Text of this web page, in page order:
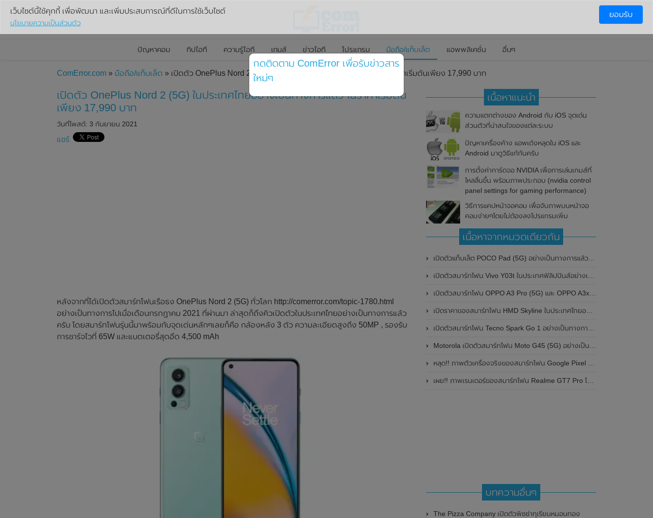
ปัญหาคอม ทิปไอที ความรู้ไอที เกมส์ ข่าวไอที โปรแกรม มือถือ/แท็บเล็ต แอพพลิเคชั่น อื่นๆ
ComError.com » มือถือ/แท็บเล็ต » เปิดตัว OnePlus Nord 2 (5G) ในประเทศไทยอย่างเป็นทางการแล้ว ในราคาเริ่มต้นเพียง 17,990 บาท
เปิดตัว OnePlus Nord 2 (5G) ในประเทศไทยอย่างเป็นทางการแล้ว ในราคาเริ่มต้น
เพียง 17,990 บาท
วันที่โพสต์: 3 กันยายน 2021
แชร์
หลังจากที่ได้เปิดตัวสมาร์ทโฟนเรือธง OnePlus Nord 2 (5G) ทั่วโลก http://comerror.com/topic-1780.html
อย่างเป็นทางการไปเมื่อเดือนกรกฏาคม 2021 ที่ผ่านมา ล่าสุดก็ถึงคิวเปิดตัวในประเทศไทยอย่างเป็นทางการแล้ว
ครับ โดยสมาร์ทโฟนรุ่นนี้มาพร้อมกับจุดเด่นหลักๆเลยก็คือ กล้องหลัง 3 ตัว ความละเอียดสูงถึง 50MP , รองรับ
การชาร์จไวที่ 65W และแบตเตอรี่สุดอึด 4,500 mAh
เนื้อหาแนะนำ
ความแตกต่างของ Android กับ iOS จุดเด่น
ส่วนตัวที่น่าสนใจของแต่ละระบบ
ปัญหาเครื่องค้าง แอพเด้งหลุดใน iOS และ
Android มาดูวิธีแก้กันครับ
การตั้งค่าการ์ดจอ NVIDIA เพื่อการเล่นเกมส์ที่
ไหลลื่นขึ้น พร้อมภาพประกอบ (nvidia control
panel settings for gaming performance)
วิธีการแคปหน้าจอคอม เพื่อจับภาพบนหน้าจอ
คอมง่ายๆโดยไม่ต้องลงโปรแกรมเพิ่ม
เนื้อหาจากหมวดเดียวกัน
เปิดตัวแท็บเล็ต POCO Pad (5G) อย่างเป็นทางการแล้วในประเทศอินเดีย มาพร้อมชิปเซ็ต Snapdragon 7s Gen 2 ของ Qualcomm และรองรับเครือข่าย 5G
เปิดตัวสมาร์ทโฟน Vivo Y03t ในประเทศฟิลิปปินส์อย่างเป็นทางการแล้ว มาพร้อมชิปเซ็ต Unisoc T612 , กล้องหลัง ความละเอียด 13MP , แบตเตอรี่ 5,000mAh และหน้าจอแสดงผล LCD / 90Hz
เปิดตัวสมาร์ทโฟน OPPO A3 Pro (5G) และ OPPO A3x ในประเทศไทยอย่างเป็นทางการแล้ว ในราคาเริ่มต้นเพียง 3,999 บาท
เปิดราคาของสมาร์ทโฟน HMD Skyline ในประเทศไทยอย่างเป็นทางการแล้ว ราคา 14,990 บาท
เปิดตัวสมาร์ทโฟน Tecno Spark Go 1 อย่างเป็นทางการแล้ว มาพร้อมหน้าจอแสดงผล LCD / 120Hz , แบตเตอรี่ 5,000mAh และใช้ชิปเซ็ต Unisoc
Motorola เปิดตัวสมาร์ทโฟน Moto G45 (5G) อย่างเป็นทางการแล้วในอินเดีย
หลุด!! ภาพตัวเครื่องจริงของสมาร์ทโฟน Google Pixel 9a โชว์ดีไซน์ใหม่ กล้องหลังแบนราบ ไม่มีกรอบของกล้องแล้ว
เผย!! ภาพเรนเดอร์ของสมาร์ทโฟน Realme GT7 Pro โชว์ให้เห็นดีไซน์ใหม่ พร้อมเผยรายละเอียดสเปกที่สำคัญบางส่วน
บทความอื่นๆ
The Pizza Company เปิดตัวพิซซ่าทุเรียนหมอนทอง
เว็บไซต์นี้ใช้คุกกี้ เพื่อพัฒนา และเพิ่มประสบการณ์ที่ดีในการใช้เว็บไซต์
นโยบายความเป็นส่วนตัว
ยอมรับ
กดติดตาม ComError เพื่อรับข่าวสาร
ใหม่ๆ